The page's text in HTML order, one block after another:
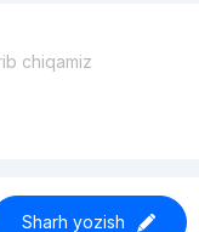
chiqamiz
Sharh yozish